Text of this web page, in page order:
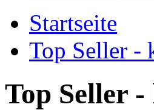
Startseite
Top Seller -
Top Seller